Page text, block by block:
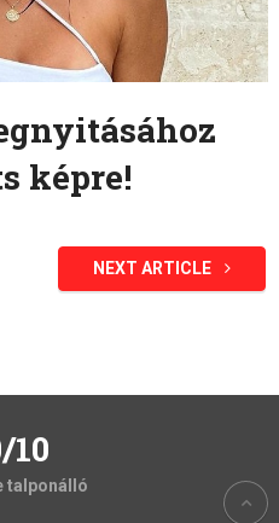
képre!
NEXT ARTICLE
10
talponálló